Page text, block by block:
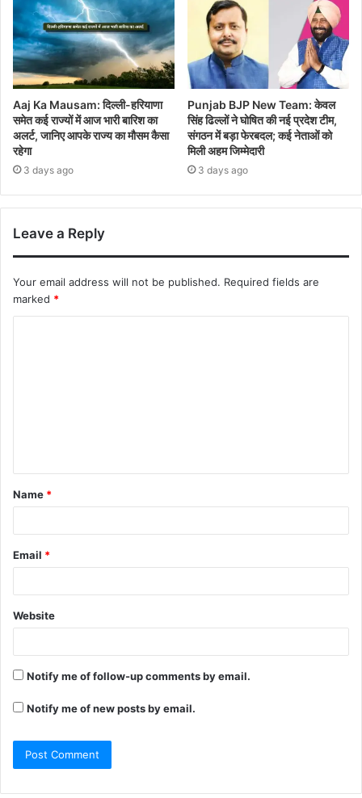
Aaj Ka Mausam: दिल्ली-हरियाणा
समेत कई राज्यों में आज भारी बारिश का
अलर्ट, जानिए आपके राज्य का मौसम कैसा
रहेगा
3 days ago
Punjab BJP New Team: केवल
सिंह ढिल्लों ने घोषित की नई प्रदेश टीम,
संगठन में बड़ा फेरबदल; कई नेताओं को
मिली अहम जिम्मेदारी
3 days ago
Leave a Reply
Your email address will not be published. Required fields are
marked *
Name *
Email *
Website
Notify me of follow-up comments by email.
Notify me of new posts by email.